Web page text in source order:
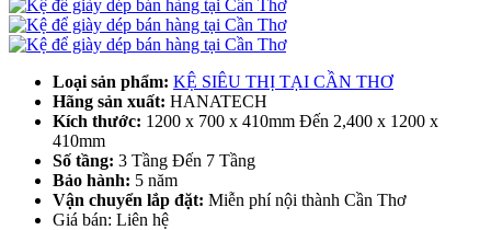
Loại sản phẩm: KỆ SIÊU THỊ TẠI CẦN THƠ
Hãng sản xuất: HANATECH
Kích thước: 1200 x 700 x 410mm Đến 2,400 x 1200 x
410mm
Số tầng: 3 Tầng Đến 7 Tầng
Bảo hành: 5 năm
Vận chuyển lắp đặt: Miễn phí nội thành Cần Thơ
Giá bán: Liên hệ